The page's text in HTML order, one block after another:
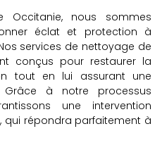
Occitanie, nous sommes
éclat et protection à
services de nettoyage de
conçus pour restaurer la
tout en lui assurant une
à notre processus
une intervention
qui répondra parfaitement à